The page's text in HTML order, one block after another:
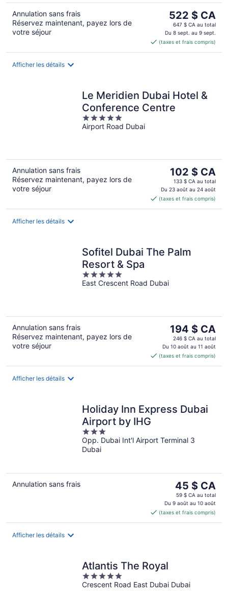
Annulation sans frais
Réservez maintenant, payez lors de
votre séjour
Le
prix
est
de 522 $ CA
par
522 $ CA
647 $ CA au total
Du 8 sept. au 9 sept.
(taxes et frais compris)
Afficher les détails
Le Meridien Dubai Hotel &
Conference Centre
5
out
Airport Road Dubai
Annulation sans frais
Réservez maintenant, payez lors de
votre séjour
Le
prix
est
de 102 $ CA
par
102 $ CA
133 $ CA au total
Du 23 août au 24 août
(taxes et frais compris)
Afficher les détails
Sofitel Dubai The Palm
Resort & Spa
5
out
East Crescent Road Dubai
Annulation sans frais
Réservez maintenant, payez lors de
votre séjour
Le
prix
est
de 194 $ CA
par
194 $ CA
246 $ CA au total
Du 10 août au 11 août
(taxes et frais compris)
Afficher les détails
Holiday Inn Express Dubai
Airport by IHG
3
out
of
Opp. Dubai Int'l Airport Terminal 3
Dubai
Annulation sans frais
Le
prix
est
de 45 $ CA
par
45 $ CA
59 $ CA au total
Du 9 août au 10 août
(taxes et frais compris)
Afficher les détails
Atlantis The Royal
5
out
Crescent Road East Dubai Dubai